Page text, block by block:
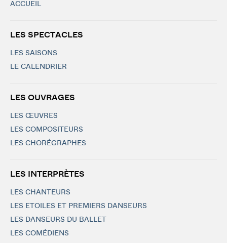
ACCUEIL
LES SPECTACLES
LES SAISONS
LE CALENDRIER
LES OUVRAGES
LES ŒUVRES
LES COMPOSITEURS
LES CHORÉGRAPHES
LES INTERPRÈTES
LES CHANTEURS
LES ETOILES ET PREMIERS DANSEURS
LES DANSEURS DU BALLET
LES COMÉDIENS